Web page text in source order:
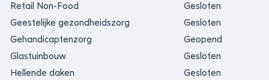
Retail Non-Food
Gesloten
Geestelijke gezondheidszorg
Gesloten
Gehandicaptenzorg
Geopend
Glastuinbouw
Gesloten
Hellende daken
Gesloten